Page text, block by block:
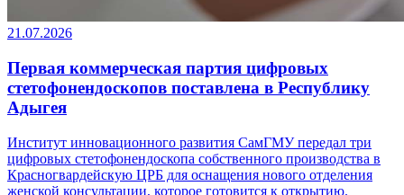
21.07.2026
Первая коммерческая партия цифровых
стетофонендоскопов поставлена в Республику
Адыгея
Институт инновационного развития СамГМУ передал три
цифровых стетофонендоскопа собственного производства в
Красногвардейскую ЦРБ для оснащения нового отделения
женской консультации, которое готовится к открытию.